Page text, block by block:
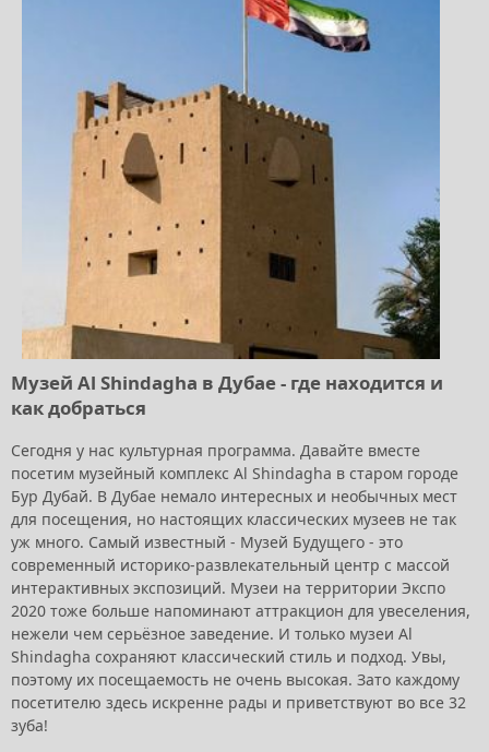
Музей Al Shindagha в Дубае - где находится и
как добраться
Сегодня у нас культурная программа. Давайте вместе
посетим музейный комплекс Al Shindagha в старом городе
Бур Дубай. В Дубае немало интересных и необычных мест
для посещения, но настоящих классических музеев не так
уж много. Самый известный - Музей Будущего - это
современный историко-развлекательный центр с массой
интерактивных экспозиций. Музеи на территории Экспо
2020 тоже больше напоминают аттракцион для увеселения,
нежели чем серьёзное заведение. И только музеи Al
Shindagha сохраняют классический стиль и подход. Увы,
поэтому их посещаемость не очень высокая. Зато каждому
посетителю здесь искренне рады и приветствуют во все 32
зуба!